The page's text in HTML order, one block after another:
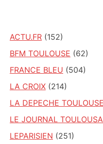
ACTU.FR (152)
BFM TOULOUSE (62)
FRANCE BLEU (504)
LA CROIX (214)
LA DEPECHE TOULOUSE
LE JOURNAL
LEPARISIEN (251)